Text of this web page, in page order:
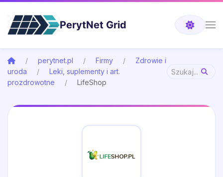
PerytNet Grid
perytnet.pl Firmy
Zdrowie i
uroda
Leki, suplementy i art.
prozdrowotne
LifeShop